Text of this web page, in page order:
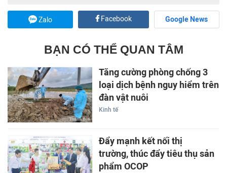
Zalo Facebook Google News
BẠN CÓ THỂ QUAN TÂM
Tăng cường phòng chống 3
loại dịch bệnh nguy hiểm trên
đàn vật nuôi
Kinh tế
Đẩy mạnh kết nối thị
trường, thúc đẩy tiêu thụ sản
phẩm OCOP